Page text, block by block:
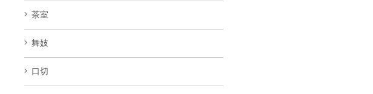
茶室
舞妓
口切